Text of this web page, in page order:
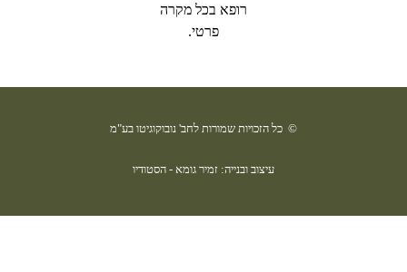
רופא בכל מקרה
פרטי.
© כל הזכויות שמורות לחב' נובוקוגיטו בע"מ
עיצוב ובנייה: זמיר גומא - הסטודיו